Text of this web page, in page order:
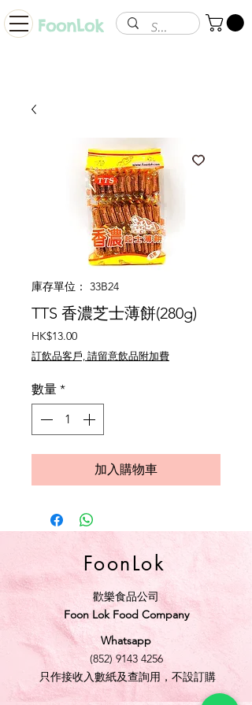
FoonLok
庫存單位： 33B24
TTS 香濃芝士薄餅(280g)
HK$13.00價
格
訂飲品客戶, 請留意飲品附加費
數量 *
加入購物車
FoonLok
歡樂食品公司
Foon Lok Food Company
Whatsapp
(852) 9143 4256
只作接收入數紙及查詢用，不設訂購